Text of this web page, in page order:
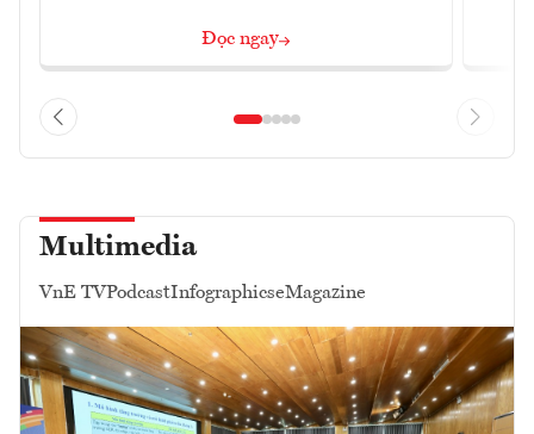
Đọc ngay
Multimedia
VnE TVPodcastInfographicseMagazine